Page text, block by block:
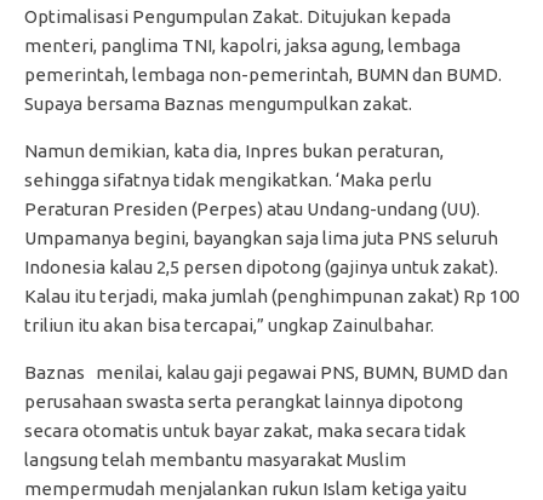
Optimalisasi Pengumpulan Zakat. Ditujukan kepada
menteri, panglima TNI, kapolri, jaksa agung, lembaga
pemerintah, lembaga non-pemerintah, BUMN dan BUMD.
Supaya bersama Baznas mengumpulkan zakat.
Namun demikian, kata dia, Inpres bukan peraturan,
sehingga sifatnya tidak mengikatkan. ‘Maka perlu
Peraturan Presiden (Perpes) atau Undang-undang (UU).
Umpamanya begini, bayangkan saja lima juta PNS seluruh
Indonesia kalau 2,5 persen dipotong (gajinya untuk zakat).
Kalau itu terjadi, maka jumlah (penghimpunan zakat) Rp 100
triliun itu akan bisa tercapai,” ungkap Zainulbahar.
Baznas menilai, kalau gaji pegawai PNS, BUMN, BUMD dan
perusahaan swasta serta perangkat lainnya dipotong
secara otomatis untuk bayar zakat, maka secara tidak
langsung telah membantu masyarakat Muslim
mempermudah menjalankan rukun Islam ketiga yaitu